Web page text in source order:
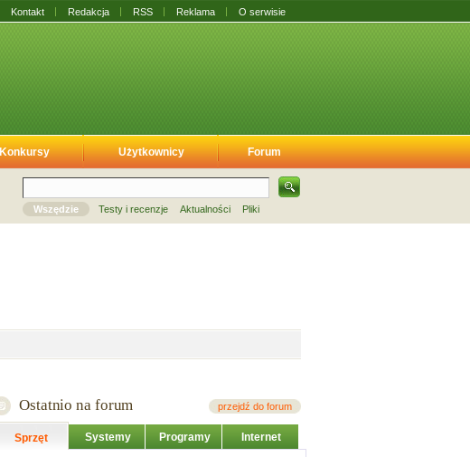
Kontakt Redakcja RSS Reklama O serwisie
Konkursy Użytkownicy Forum
Wszędzie Testy i recenzje Aktualności Pliki
Ostatnio na forum przejdź do forum
Sprzęt Systemy Programy Internet